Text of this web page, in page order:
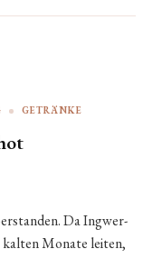
GETRÄNKE
Da Ingwer-
kalten Monate leiten,